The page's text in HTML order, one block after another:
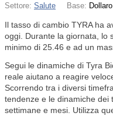
Settore: Salute Base: Dollaro
Il tasso di cambio TYRA ha
oggi. Durante la giornata, lo
minimo di 25.46 e ad un
Segui le dinamiche di Tyra
reale aiutano a reagire
Scorrendo tra i diversi
tendenze e le dinamiche dei
settimane e mesi. Utilizza